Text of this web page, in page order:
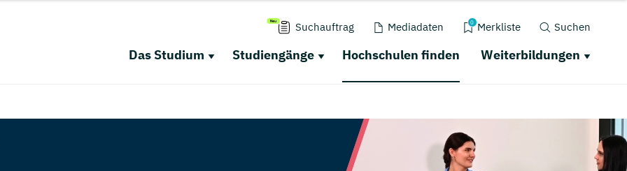
Suchauftrag Mediadaten 0 Merkliste Suchen
Das Studium Studiengänge Hochschulen finden Weiterbildungen